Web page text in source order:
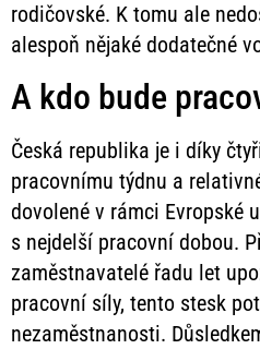
rodičovské. K tomu ale
alespoň nějaké dodatečné
A kdo bude
Česká republika je i díky
pracovnímu týdnu a
dovolené v rámci Evropské
s nejdelší pracovní dobou.
zaměstnavatelé řadu let
pracovní síly, tento stesk
nezaměstnanosti.